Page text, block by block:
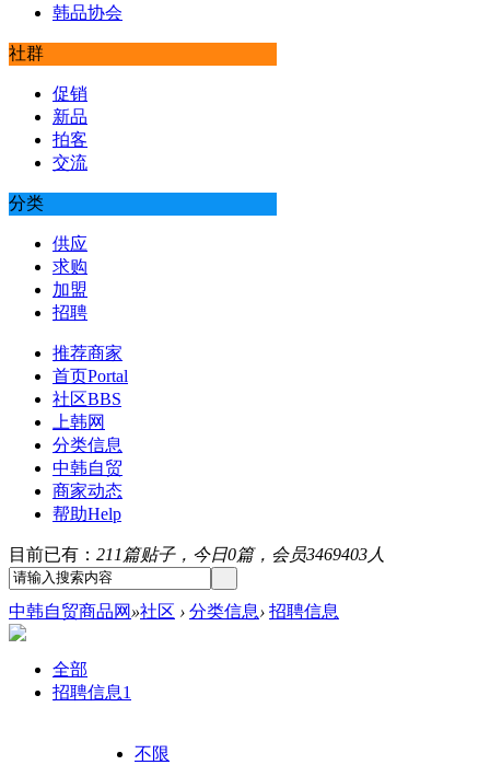
韩品协会
社群
促销
新品
拍客
交流
分类
供应
求购
加盟
招聘
推荐商家
首页Portal
社区BBS
上韩网
分类信息
中韩自贸
商家动态
帮助Help
目前已有： 211篇贴子，今日0篇，会员3469403人
中韩自贸商品网 »社区 › 分类信息› 招聘信息
全部
招聘信息1
不限